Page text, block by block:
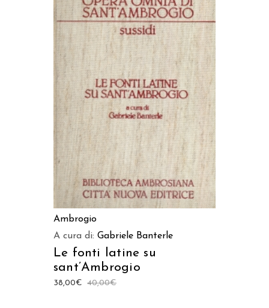
AGGIUNGI AL CARRELLO
Ambrogio
A cura di: Gabriele Banterle
Le fonti latine su
sant’Ambrogio
40,00€
38,00€